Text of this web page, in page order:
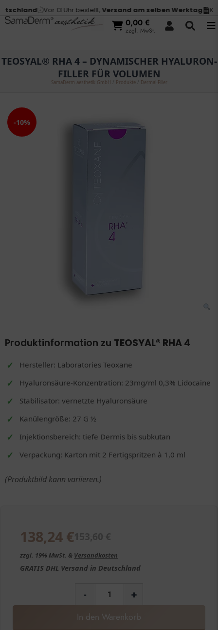
Vor 13 Uhr bestellt,Versand am selben Werktag
0,00 €
zzgl. MwSt.
TEOSYAL® RHA 4 – DYNAMISCHER HYALURON-
FILLER FÜR VOLUMEN
SamaDerm aesthetik GmbH Produkte/ Dermal-Filler
-10%
Produktinformation zu TEOSYAL® RHA 4
Hersteller: Laboratories Teoxane
Hyaluronsäure-Konzentration: 23mg/ml 0,3% Lidocaine
Stabilisator: vernetzte Hyaluronsäure
Kanülengröße: 27 G ½
Injektionsbereich: tiefe Dermis bis subkutan
Verpackung: Karton mit 2 Fertigspritzen à 1,0 ml
(Produktbild kann variieren.)
138,24 €
zzgl. 19% MwSt. & Versandkosten
GRATIS DHL Versand in Deutschland
- +
In den Warenkorb